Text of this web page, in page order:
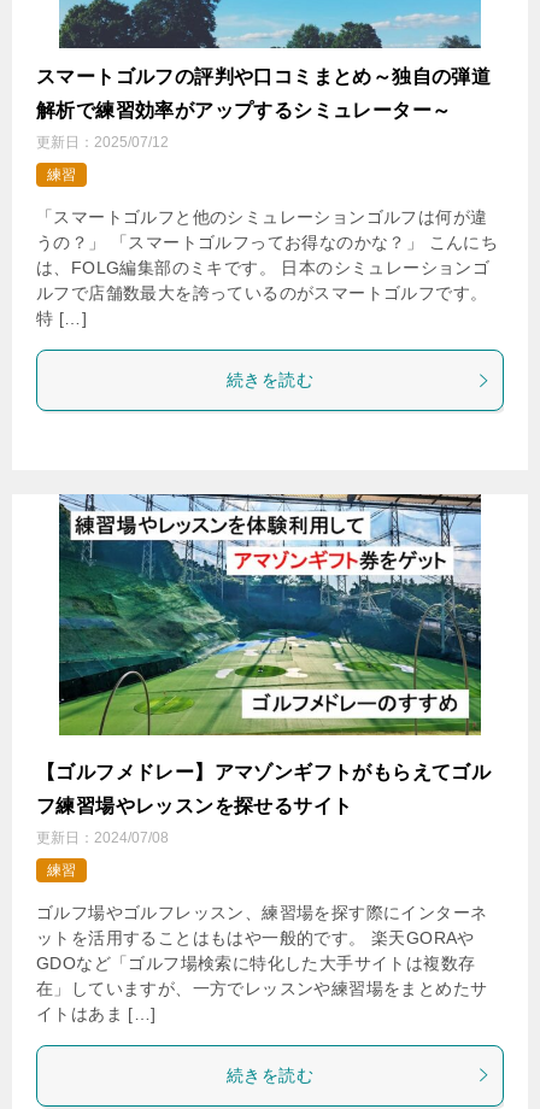
スマートゴルフの評判や口コミまとめ～独自の弾道
解析で練習効率がアップするシミュレーター～
更新日： 2025/07/12
練習
「スマートゴルフと他のシミュレーションゴルフは何が違
うの？」 「スマートゴルフってお得なのかな？」 こんにち
は、FOLG編集部のミキです。 日本のシミュレーションゴ
ルフで店舗数最大を誇っているのがスマートゴルフです。
特 […]
続きを読む
【ゴルフメドレー】アマゾンギフトがもらえてゴル
フ練習場やレッスンを探せるサイト
更新日： 2024/07/08
練習
ゴルフ場やゴルフレッスン、練習場を探す際にインターネ
ットを活用することはもはや一般的です。 楽天GORAや
GDOなど「ゴルフ場検索に特化した大手サイトは複数存
在」していますが、一方でレッスンや練習場をまとめたサ
イトはあま […]
続きを読む